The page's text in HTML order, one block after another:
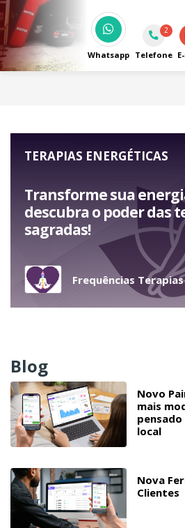
Whatsapp
2
Telefone
TERAPIAS ENERGÉTICAS
Transforme sua
descubra o poder das
sagradas!
Frequências Terapias
Blog
Novo
mais
local
Nova
Clientes